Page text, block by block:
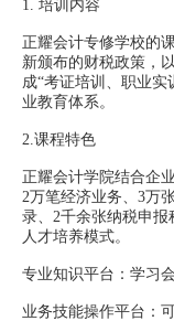
1. 培训内容
正耀会计专修学校的
新颁布的财税政策，
成“考证培训、职业
业教育体系。
2.课程特色
正耀会计学院结合企
2万笔经济业务、3万
录、2千余张纳税申报
人才培养模式。
专业知识平台：学习
业务技能操作平台：